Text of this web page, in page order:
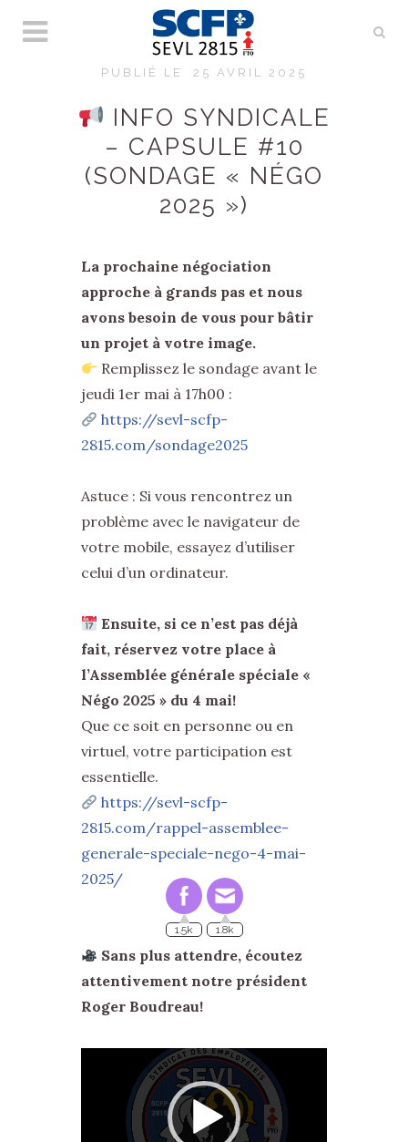
PUBLIÉ LE 25 AVRIL 2025
INFO SYNDICALE
– CAPSULE #10
(SONDAGE « NÉGO
2025 »)
La prochaine négociation
approche à grands pas et nous
avons besoin de vous pour bâtir
un projet à votre image.
Remplissez le sondage avant le
jeudi 1er mai à 17h00 :
https://sevl-scfp-
2815.com/sondage2025
Astuce : Si vous rencontrez un
problème avec le navigateur de
votre mobile, essayez d’utiliser
celui d’un ordinateur.
Ensuite, si ce n’est pas déjà
fait, réservez votre place à
l’Assemblée générale spéciale «
Négo 2025 » du 4 mai!
Que ce soit en personne ou en
virtuel, votre participation est
essentielle.
https://sevl-scfp-
2815.com/rappel-assemblee-
generale-speciale-nego-4-mai-
2025/
Sans plus attendre, écoutez
attentivement notre président
Roger Boudreau!
1.5k 1.8k